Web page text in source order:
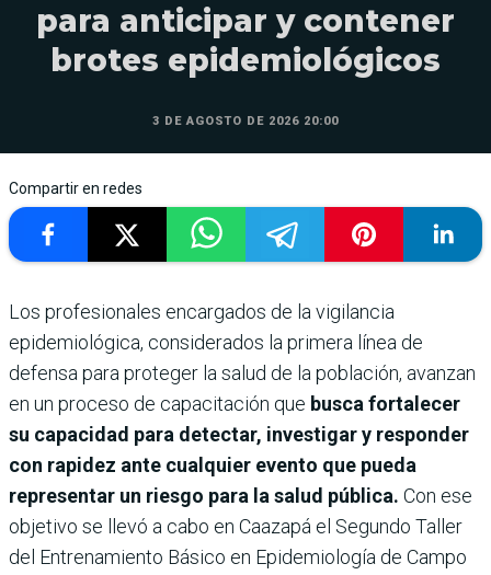
para anticipar y contener
brotes epidemiológicos
3 DE AGOSTO DE 2026 20:00
Compartir en redes
Los profesionales encargados de la vigilancia
epidemiológica, considerados la primera línea de
defensa para proteger la salud de la población, avanzan
en un proceso de capacitación que busca fortalecer
su capacidad para detectar, investigar y responder
con rapidez ante cualquier evento que pueda
representar un riesgo para la salud pública. Con ese
objetivo se llevó a cabo en Caazapá el Segundo Taller
del Entrenamiento Básico en Epidemiología de Campo